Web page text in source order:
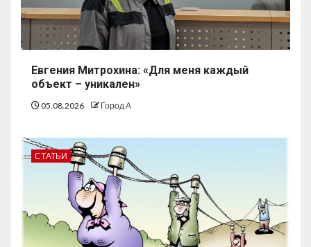
Евгения Митрохина: «Для меня каждый
объект – уникален»
05.08.2026 Город А
СТАТЬИ